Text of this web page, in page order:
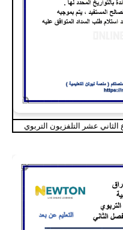
عشر التلفزيون التربوي